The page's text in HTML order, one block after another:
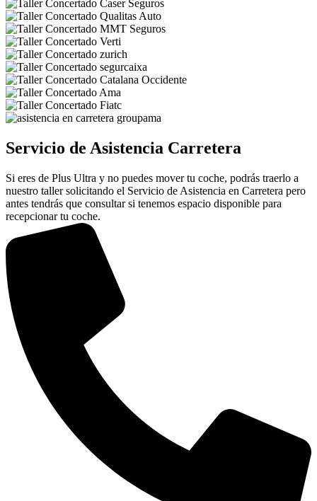
Servicio de Asistencia Carretera
Si eres de Plus Ultra y no puedes mover tu coche, podrás traerlo a
nuestro taller solicitando el Servicio de Asistencia en Carretera pero
antes tendrás que consultar si tenemos espacio disponible para
recepcionar tu coche.